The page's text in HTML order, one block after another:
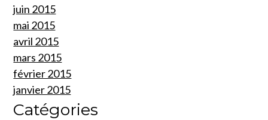
juin 2015
mai 2015
avril 2015
mars 2015
février 2015
janvier 2015
Catégories